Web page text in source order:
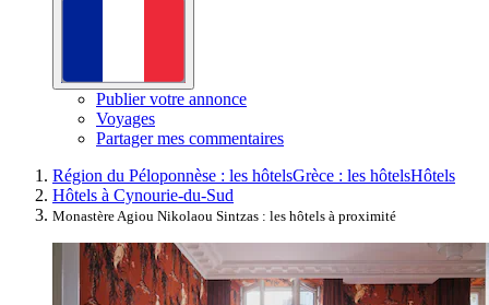
Publier votre annonce
Voyages
Partager mes commentaires
Région du Péloponnèse : les hôtelsGrèce : les hôtelsHôtels
Hôtels à Cynourie-du-Sud
Monastère Agiou Nikolaou Sintzas : les hôtels à proximité